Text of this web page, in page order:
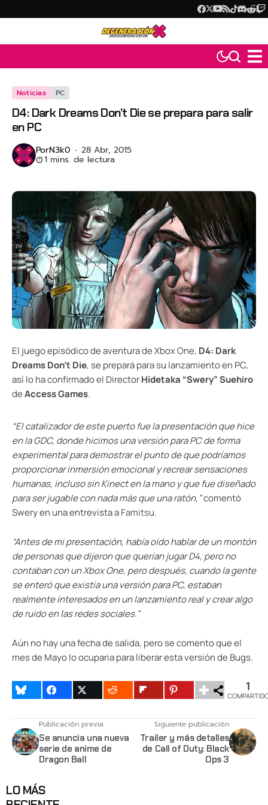
Noticias PC
D4: Dark Dreams Don’t Die se prepara para salir
en PC
PorN3k0 28 Abr, 2015
1 mins. de lectura
El juego episódico de aventura de Xbox One, D4: Dark
Dreams Don’t Die, se prepará para su lanzamiento en PC,
así lo ha confirmado el DirectorHidetaka “Swery” Suehiro
deAccess Games.
“El catalizador de estepuerto fue la presentaciónque hice
en la GDC, donde hicimosuna versión para PCde forma
experimentalpara demostrarel punto de quepodríamos
proporcionarinmersiónemocional yrecrearsensaciones
humanas, incluso sinKinecten la mano yque fue diseñado
paraserjugable connada más que unaratón,”comentó
Swery en una entrevista aFamitsu.
“Antes de mipresentación, había oído hablarde un montón
depersonas que dijeronquequerían jugarD4, perono
contaban conun XboxOne, perodespués, cuandola gente
se enteró queexistíauna versión para PC, estaban
realmente interesados en un lanzamiento real y crearalgo
de ruidoen las redes sociales.”
Aún no hay una fecha de salida, pero se comento que el
mes de Mayo lo ocuparia para liberar esta versión de Bugs.
1
Publicación previa
Se anuncia una nueva
serie de anime de
Dragon Ball
Siguiente publicación
Trailer y más detalles
de Call of Duty: Black
Ops 3
LO MÁS